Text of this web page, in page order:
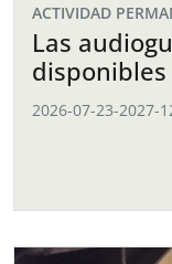
ACTIVIDAD
Las
2026-07-23-2027-